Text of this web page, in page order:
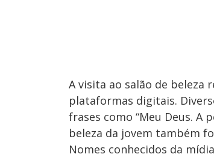
A visita ao salão de beleza
plataformas digitais.
frases como “Meu Deus. A
beleza da jovem também
Nomes conhecidos da